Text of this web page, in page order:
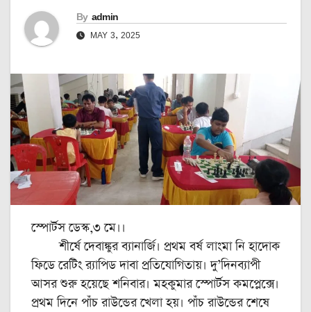
By admin
MAY 3, 2025
স্পোর্টস ডেস্ক,৩ মে।।
শীর্ষে দেবাঙ্কুর ব্যানার্জি। প্রথম বর্ষ লাংমা নি হাদোক
ফিডে রেটিং র‍্যাপিড দাবা প্রতিযোগিতায়। দু’দিনব্যাপী
আসর শুরু হয়েছে শনিবার। মহকুমার স্পোর্টস কমপ্লেক্সে।
প্রথম দিনে পাঁচ রাউন্ডের খেলা হয়। পাঁচ রাউন্ডের শেষে